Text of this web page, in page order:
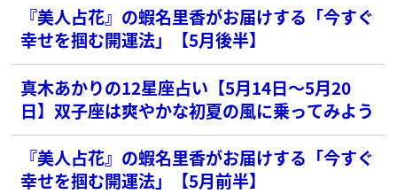
『美人占花』の蝦名里香がお届けする「今すぐ
幸せを掴む開運法」【5月後半】
真木あかりの12星座占い【5月14日〜5月20
日】双子座は爽やかな初夏の風に乗ってみよう
『美人占花』の蝦名里香がお届けする「今すぐ
幸せを掴む開運法」【5月前半】